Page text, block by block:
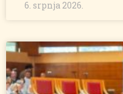
6. srpnja 2026.